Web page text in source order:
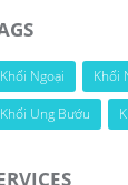
Khối Ngoại Khối
Khối Ung Bướu